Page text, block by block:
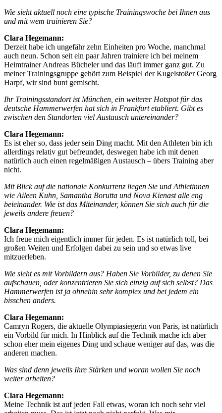
Wie sieht aktuell noch eine typische Trainingswoche bei Ihnen aus
und mit wem trainieren Sie?
Clara Hegemann:
Derzeit habe ich ungefähr zehn Einheiten pro Woche, manchmal
auch neun. Schon seit ein paar Jahren trainiere ich bei meinem
Heimtrainer Andreas Bücheler und das läuft immer ganz gut. Zu
meiner Trainingsgruppe gehört zum Beispiel der Kugelstoßer Georg
Harpf, wir sind bunt gemischt.
Ihr Trainingsstandort ist München, ein weiterer Hotspot für das
deutsche Hammerwerfen hat sich in Frankfurt etabliert. Gibt es
zwischen den Standorten viel Austausch untereinander?
Clara Hegemann:
Es ist eher so, dass jeder sein Ding macht. Mit den Athleten bin ich
allerdings relativ gut befreundet, deswegen habe ich mit denen
natürlich auch einen regelmäßigen Austausch – übers Training aber
nicht.
Mit Blick auf die nationale Konkurrenz liegen Sie und Athletinnen
wie Aileen Kuhn, Samantha Borutta und Nova Kienast alle eng
beieinander. Wie ist das Miteinander, können Sie sich auch für die
jeweils andere freuen?
Clara Hegemann:
Ich freue mich eigentlich immer für jeden. Es ist natürlich toll, bei
großen Weiten und Erfolgen dabei zu sein und so etwas live
mitzuerleben.
Wie sieht es mit Vorbildern aus? Haben Sie Vorbilder, zu denen Sie
aufschauen, oder konzentrieren Sie sich einzig auf sich selbst? Das
Hammerwerfen ist ja ohnehin sehr komplex und bei jedem ein
bisschen anders.
Clara Hegemann:
Camryn Rogers, die aktuelle Olympiasiegerin von Paris, ist natürlich
ein Vorbild für mich. In Hinblick auf die Technik mache ich aber
schon eher mein eigenes Ding und schaue weniger auf das, was die
anderen machen.
Was sind denn jeweils Ihre Stärken und woran wollen Sie noch
weiter arbeiten?
Clara Hegemann:
Meine Technik ist auf jeden Fall etwas, woran ich noch sehr viel